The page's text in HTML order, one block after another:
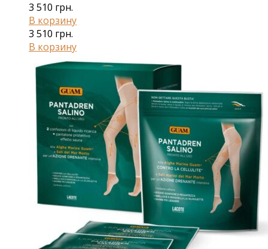
3 510 грн.
В корзину
3 510 грн.
В корзину